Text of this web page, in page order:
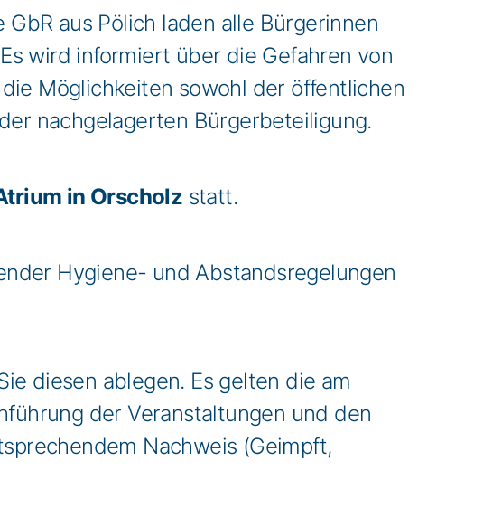
aus Pölich laden alle Bürgerinnen
wird informiert über die Gefahren von
Möglichkeiten sowohl der öffentlichen
nachgelagerten Bürgerbeteiligung.
in Orscholz statt.
Hygiene- und Abstandsregelungen
diesen ablegen. Es gelten die am
der Veranstaltungen und den
Nachweis (Geimpft,